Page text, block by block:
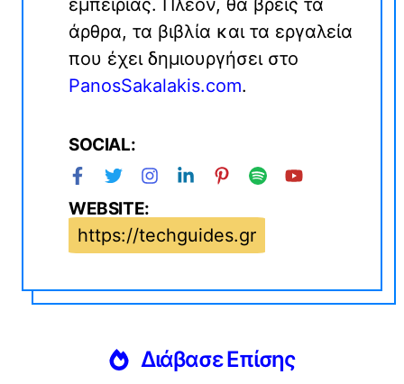
εμπειρίας. Πλέον, θα βρεις τα
άρθρα, τα βιβλία και τα εργαλεία
που έχει δημιουργήσει στο
PanosSakalakis.com.
SOCIAL:
WEBSITE:
https://techguides.gr
Διάβασε Επίσης